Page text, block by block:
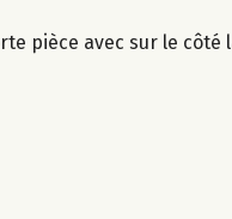
pièce avec sur le côté